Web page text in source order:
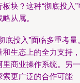
块？这种“彻底投入”
从属。
底投入”面临多重考量
生态上的全力支持，
商业操作系统。另一
索更广泛的合作可能